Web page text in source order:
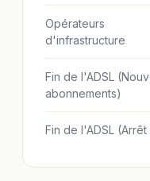
Opérateurs
d'infrastructure
Fin de l'ADSL
abonnements)
Fin de l'ADSL